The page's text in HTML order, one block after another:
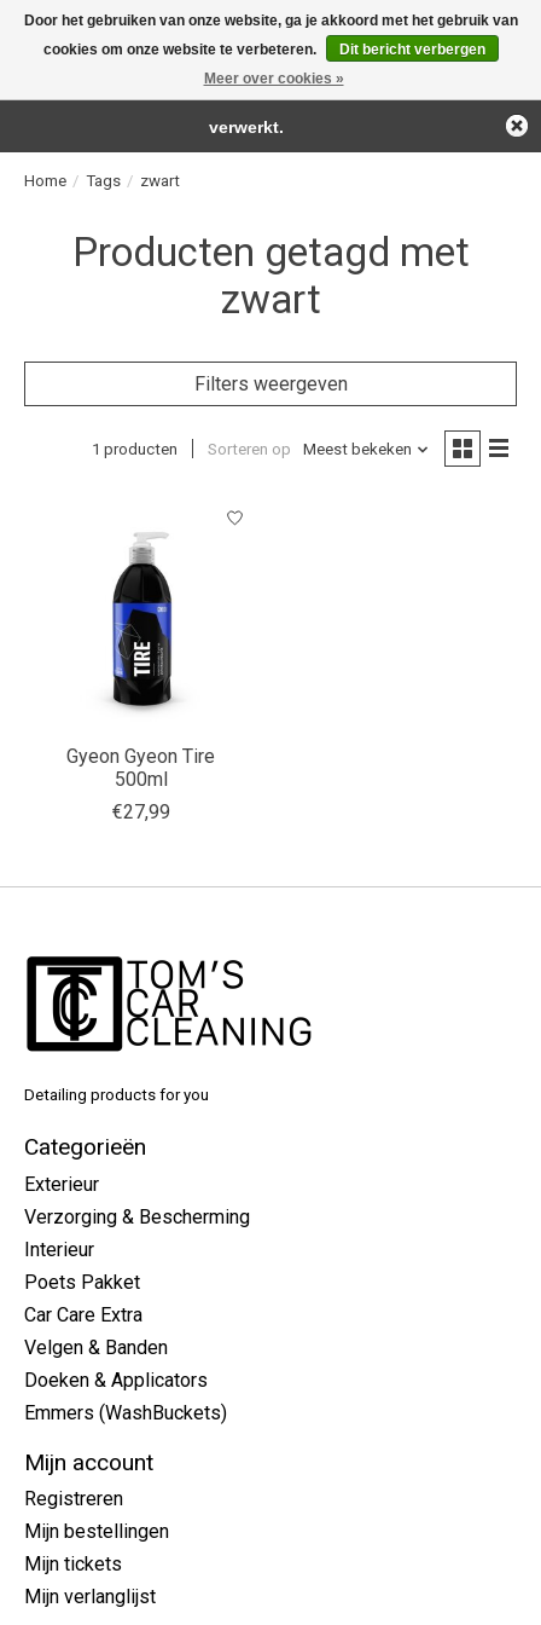
For the real detailing products!
Home / Tags / zwart
Producten getagd met
zwart
Filters weergeven
1 producten Sorteren op Meest bekeken
Gyeon Gyeon Tire
500ml
€27,99
Detailing products for you
Categorieën
Exterieur
Verzorging & Bescherming
Interieur
Poets Pakket
Car Care Extra
Velgen & Banden
Doeken & Applicators
Emmers (WashBuckets)
Mijn account
Registreren
Mijn bestellingen
Mijn tickets
Mijn verlanglijst
Door het gebruiken van onze website, ga je akkoord met het gebruik van
cookies om onze website te verbeteren.
Dit bericht verbergen
Meer over cookies »
← Keer terug naar de backofficeDeze winkel is in aanbouw.
Eventueel geplaatste orders zullen niet worden gehonoreerd of
verwerkt.